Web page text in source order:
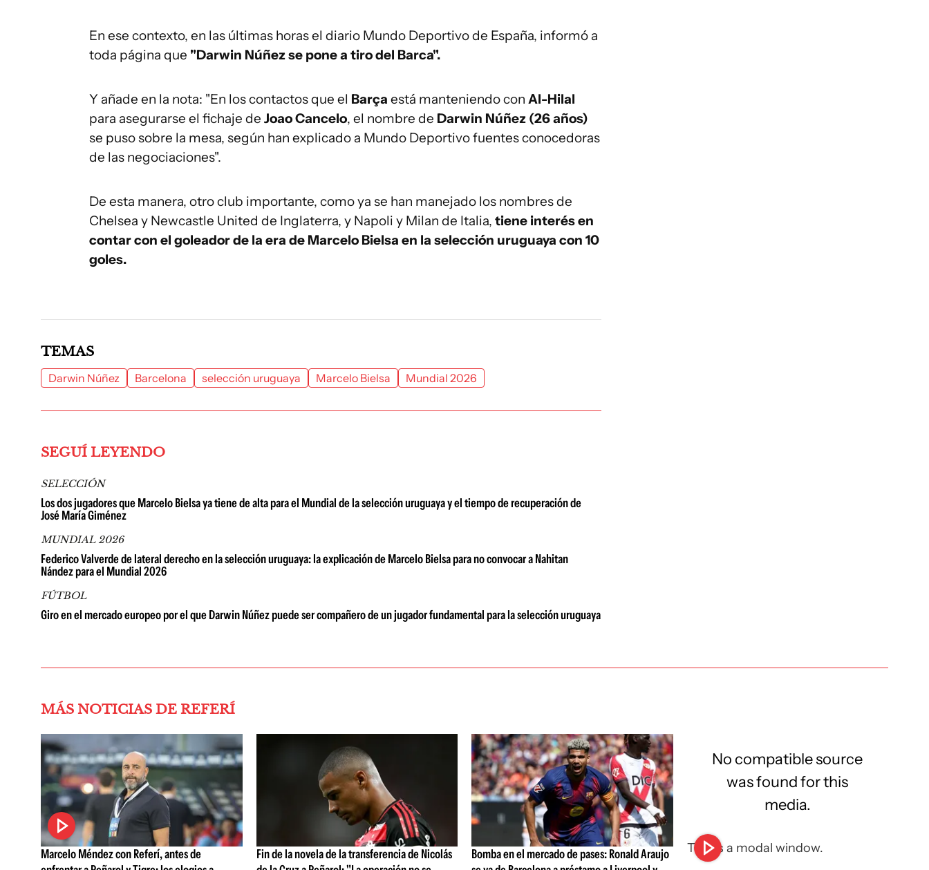
En ese contexto, en las últimas horas el diario Mundo Deportivo de España, informó a
toda página que "Darwin Núñez se pone a tiro del Barca".
Y añade en la nota: "En los contactos que el Barça está manteniendo con Al-Hilal
para asegurarse el fichaje de Joao Cancelo, el nombre de Darwin Núñez (26 años)
se puso sobre la mesa, según han explicado a Mundo Deportivo fuentes conocedoras
de las negociaciones".
De esta manera, otro club importante, como ya se han manejado los nombres de
Chelsea y Newcastle United de Inglaterra, y Napoli y Milan de Italia, tiene interés en
contar con el goleador de la era de Marcelo Bielsa en la selección uruguaya con 10
goles.
TEMAS
Darwin Núñez Barcelona selección uruguaya Marcelo Bielsa Mundial 2026
SEGUÍ LEYENDO
SELECCIÓN
Los dos jugadores que Marcelo Bielsa ya tiene de alta para el Mundial de la selección uruguaya y el tiempo de recuperación de
José María Giménez
MUNDIAL 2026
Federico Valverde de lateral derecho en la selección uruguaya: la explicación de Marcelo Bielsa para no convocar a Nahitan
Nández para el Mundial 2026
FÚTBOL
Giro en el mercado europeo por el que Darwin Núñez puede ser compañero de un jugador fundamental para la selección uruguaya
MÁS NOTICIAS DE REFERÍ
Marcelo Méndez con Referí, antes de
Fin de la novela de la transferencia de Nicolás
Bomba en el mercado de pases: Ronald Araujo
This is a modal window.
No compatible source
was found for this
media.